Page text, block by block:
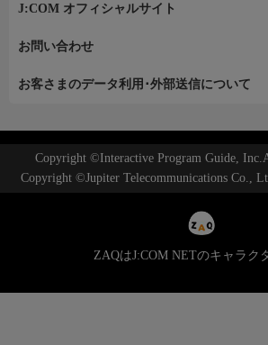
J:COM オフィシャルサイト
お問い合わせ
お客さまのデータ利用･外部送信について
Copyright ©Interactive Program Guide,
Copyright ©Jupiter Telecommunications Co.,
ZAQはJ:COM NETのキャラク